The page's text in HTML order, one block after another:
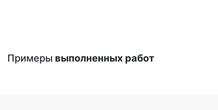
Примеры выполненных работ